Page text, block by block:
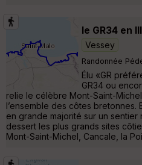
le GR34 en
Vessey
Randonnée
Élu «GR
GR34 ou
relie le célèbre Mont-Saint-
l’ensemble des côtes bretonnes.
en grande majorité sur un
dessert les plus grands sites
Mont-Saint-Michel, Cancale, la